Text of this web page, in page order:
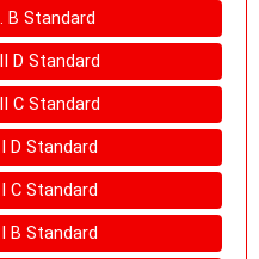
B Standard
D Standard
C Standard
D Standard
C Standard
B Standard